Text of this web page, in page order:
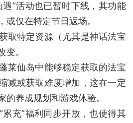
遇”活动也已暂时下线，其功能
或仅在特定节日返场。
取特定资源（尤其是神话法宝
变。
莱仙岛中能够稳定获取的法宝
减或获取难度增加，这在一定
的养成规划和游戏体验。
充”福利同步开放，也使得其